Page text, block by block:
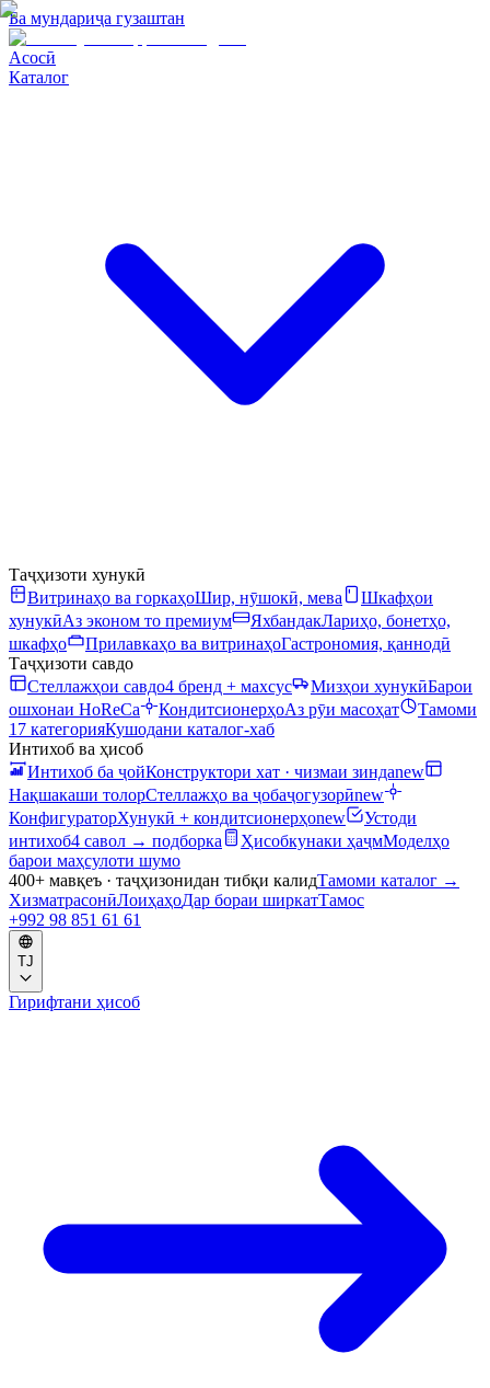
Ба мундариҷа гузаштан
Асосӣ
Каталог
Таҷҳизоти хунукӣ
Витринаҳо ва горкаҳоШир, нӯшокӣ, мева
Шкафҳои
хунукӣАз эконом то премиум ЯхбандакЛариҳо, бонетҳо,
шкафҳо
Прилавкаҳо ва витринаҳоГастрономия, қаннодӣ
Таҷҳизоти савдо
Стеллажҳои савдо4 бренд + махсус Мизҳои хунукӣБарои
ошхонаи HoReCa
КондитсионерҳоАз рӯи масоҳат
Тамоми
17 категорияКушодани каталог-хаб
Интихоб ва ҳисоб
Интихоб ба ҷойКонструктори хат · чизмаи зиндаnew
Нақшакаши толорСтеллажҳо ва ҷобаҷогузорӣnew
КонфигураторХунукӣ + кондитсионерҳоnew
Устоди
интихоб4 савол → подборка Ҳисобкунаки ҳаҷмМоделҳо
барои маҳсулоти шумо
400+ мавқеъ · таҷҳизонидан тибқи калидТамоми каталог →
ХизматрасонӣЛоиҳаҳоДар бораи ширкатТамос
+992 98 851 61 61
TJ
Гирифтани ҳисоб